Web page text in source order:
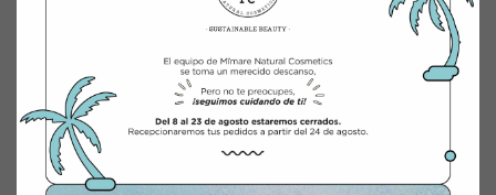
INTEGRACIÓN Y DISTRIBUCIÓN COSMÉTICA
Polígono Industrial Saprelorca, B/111
30817 Lorca (Murcia), España
www.mimarenaturalcosmetics.com
Teléfono:968 47 60 59